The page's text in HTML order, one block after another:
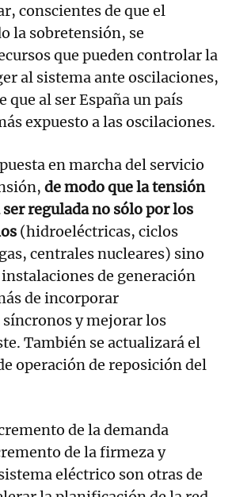
conscientes de que el
la sobretensión, se
que pueden controlar la
al sistema ante oscilaciones,
que al ser España un país
expuesto a las oscilaciones.
en marcha del servicio
de modo que la tensión
regulada no sólo por los
(hidroeléctricas, ciclos
centrales nucleares) sino
de generación
de incorporar
y mejorar los
También se actualizará el
operación de reposición del
de la demanda
de la firmeza y
eléctrico son otras de